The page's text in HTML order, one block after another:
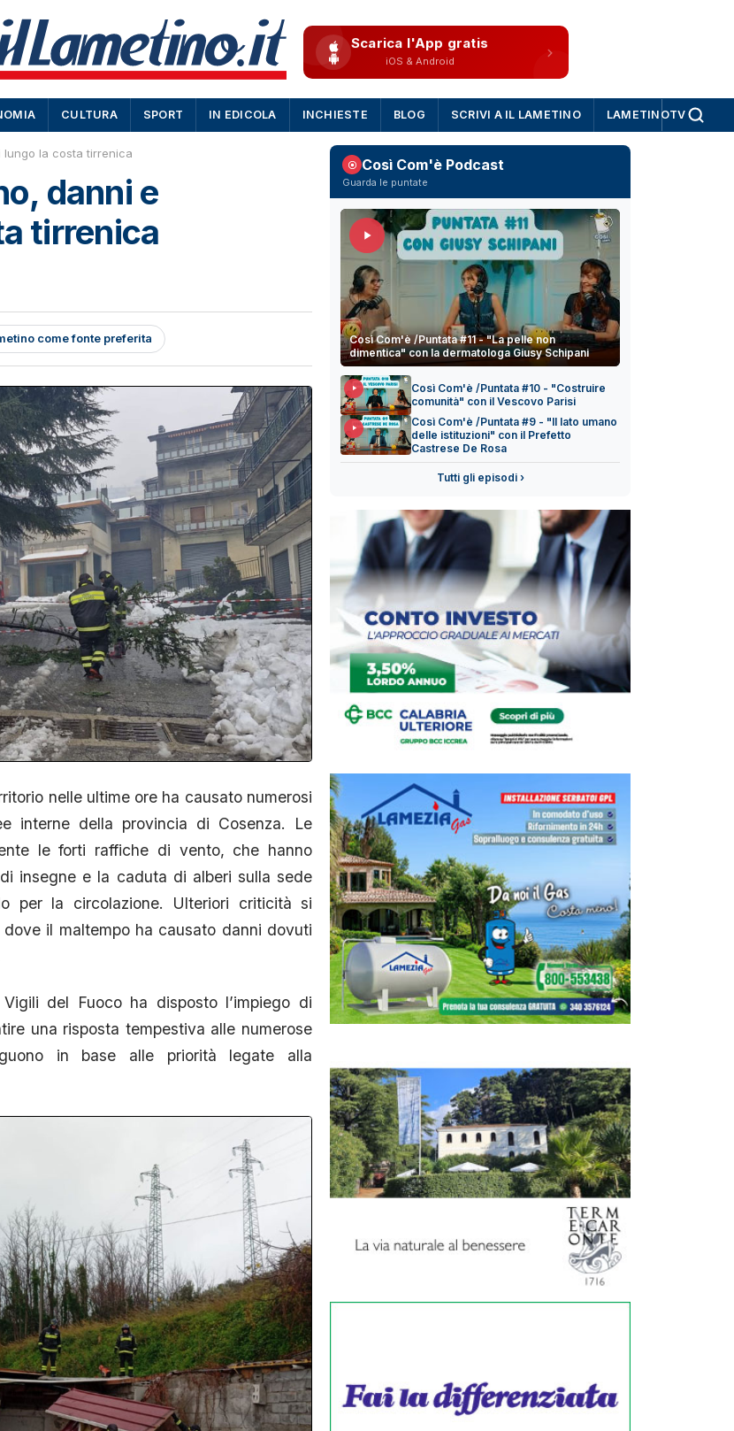
Scarica l'App gratis
iOS & Android
CULTURA SPORT IN EDICOLA INCHIESTE BLOG SCRIVI A IL LAMETINO LAMETINOTV
lungo la costa tirrenica
danni e
tirrenica
come fonte preferita
nelle ultime ore ha causato numerosi
interne della provincia di Cosenza. Le
le forti raffiche di vento, che hanno
insegne e la caduta di alberi sulla sede
per la circolazione. Ulteriori criticità si
il maltempo ha causato danni dovuti
del Fuoco ha disposto l’impiego di
una risposta tempestiva alle numerose
in base alle priorità legate alla
Così Com'è Podcast
Guarda le puntate
Così Com'è /Puntata #11 - "La pelle non
dimentica" con la dermatologa Giusy Schipani
Così Com'è /Puntata #10 - "Costruire
comunità" con il Vescovo Parisi
Così Com'è /Puntata #9 - "Il lato umano
delle istituzioni" con il Prefetto
Castrese De Rosa
Tutti gli episodi ›